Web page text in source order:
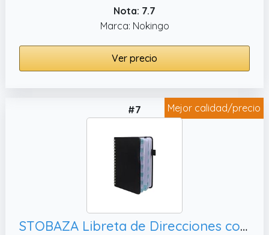
Nota: 7.7
Marca: Nokingo
Ver precio
Mejor calidad/precio
#7
STOBAZA Libreta de Direcciones con Pestañas Alfabéticas Páginas Cuaderno Resistente y Portátil para Números de Teléfono y Correos Electrónicos para Estudiantes y Profesionales Color Negro